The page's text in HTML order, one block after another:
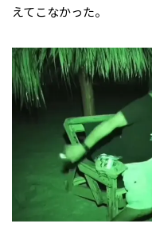
えてこなかった。